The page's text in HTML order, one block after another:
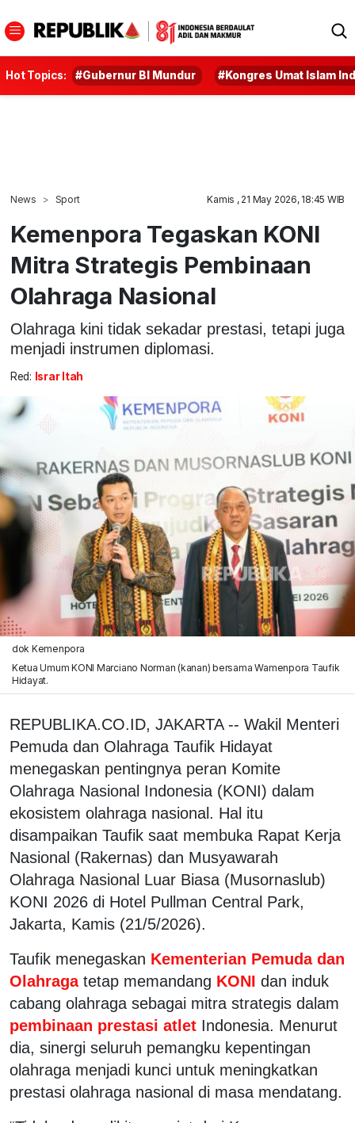
Hot Topics: #Gubernur BI Mundur #Kongres Umat Islam
News Sport Kamis , 21 May 2026, 18:45 WIB
Kemenpora Tegaskan KONI
Mitra Strategis Pembinaan
Olahraga Nasional
Olahraga kini tidak sekadar prestasi, tetapi juga
menjadi instrumen diplomasi.
Red: Israr Itah
dok Kemenpora
Ketua Umum KONI Marciano Norman (kanan) bersama Wamenpora Taufik
Hidayat.
REPUBLIKA.CO.ID, JAKARTA -- Wakil Menteri
Pemuda dan Olahraga Taufik Hidayat
menegaskan pentingnya peran Komite
Olahraga Nasional Indonesia (KONI) dalam
ekosistem olahraga nasional. Hal itu
disampaikan Taufik saat membuka Rapat Kerja
Nasional (Rakernas) dan Musyawarah
Olahraga Nasional Luar Biasa (Musornaslub)
KONI 2026 di Hotel Pullman Central Park,
Jakarta, Kamis (21/5/2026).
Taufik menegaskan Kementerian Pemuda dan
Olahraga tetap memandang KONI dan induk
cabang olahraga sebagai mitra strategis dalam
pembinaan prestasi atlet Indonesia. Menurut
dia, sinergi seluruh pemangku kepentingan
olahraga menjadi kunci untuk meningkatkan
prestasi olahraga nasional di masa mendatang.